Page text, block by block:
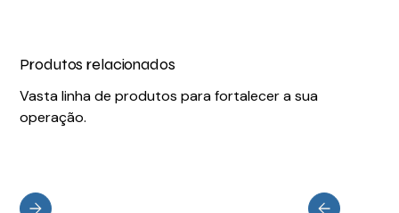
Produtos relacionados
Vasta linha de produtos para fortalecer a sua
operação.